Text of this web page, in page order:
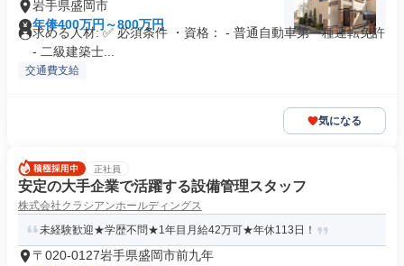
岩手県盛岡市
年俸400万円～800万円
求める人材: ✅ 必須条件 ・資格： - 普通自動車第一種運転免許
- 二級建築士...
交通費支給
気になる
正社員
安定の大手企業で活躍する設備管理スタッフ
株式会社クラシアンホールディングス
未経験歓迎★学歴不問★1年目月給42万可★年休113日！
〒020-0127岩手県盛岡市前九年